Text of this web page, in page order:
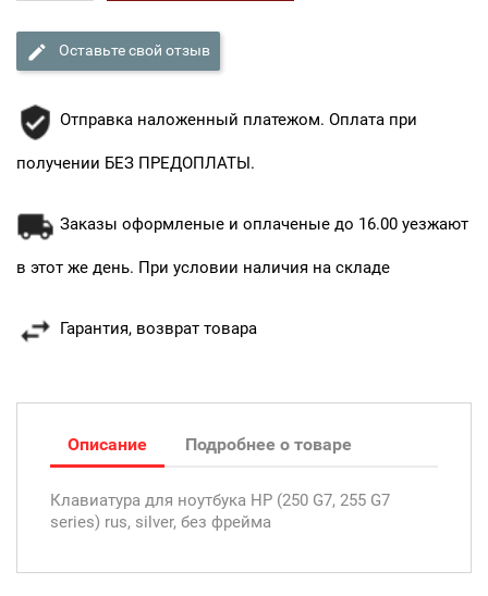
Оставьте свой отзыв
Отправка наложенный платежом. Оплата при
получении БЕЗ ПРЕДОПЛАТЫ.
Заказы оформленые и оплаченые до 16.00 уезжают
в этот же день. При условии наличия на складе
Гарантия, возврат товара
Описание Подробнее о товаре
Клавиатура для ноутбука HP (250 G7, 255 G7
series) rus, silver, без фрейма